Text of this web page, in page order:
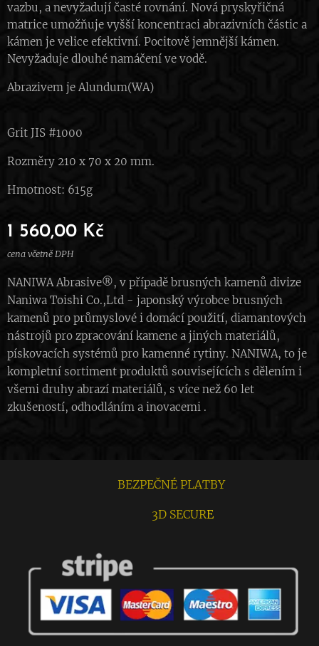
vazbu, a nevyžadují časté rovnání. Nová pryskyřičná
matrice umožňuje vyšší koncentraci abrazivních částic a
kámen je velice efektivní. Pocitově jemnější kámen.
Nevyžaduje dlouhé namáčení ve vodě.
Abrazivem je Alundum(WA)
Grit JIS #1000
Rozměry 210 x 70 x 20 mm.
Hmotnost: 615g
1 560,00 Kč
cena včetně DPH
NANIWA Abrasive®, v případě brusných kamenů divize
Naniwa Toishi Co.,Ltd - japonský výrobce brusných
kamenů pro průmyslové i domácí použití, diamantových
nástrojů pro zpracování kamene a jiných materiálů,
pískovacích systémů pro kamenné rytiny. NANIWA, to je
kompletní sortiment produktů souvisejících s dělením i
všemi druhy abrazí materiálů, s více než 60 let
zkušeností, odhodláním a inovacemi .
BEZPEČNÉ PLATBY
3D SECURE